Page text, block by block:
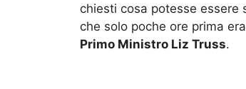
chiesti cosa potesse
che solo poche ore prima
Primo Ministro Liz Truss.